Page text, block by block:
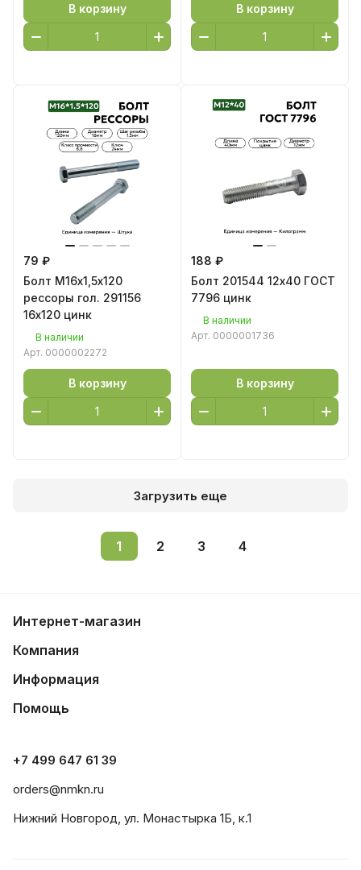
В корзину В корзину
79 ₽
Болт М16х1,5х120
рессоры гол. 291156
16х120 цинк
В наличии
Арт. 0000002272
В корзину
188 ₽
Болт 201544 12х40 ГОСТ
7796 цинк
В наличии
Арт. 0000001736
В корзину
Загрузить еще
1 2 3 4
Интернет-магазин
Компания
Информация
Помощь
+7 499 647 61 39
orders@nmkn.ru
Нижний Новгород, ул. Монастырка 1Б, к.1